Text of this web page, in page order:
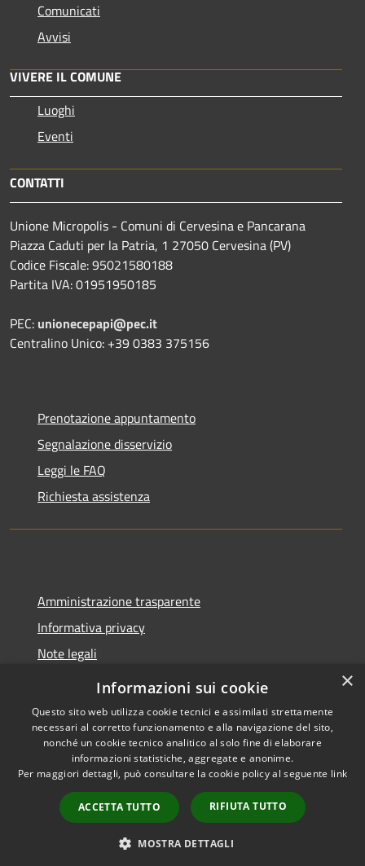
Comunicati
Avvisi
VIVERE IL COMUNE
Luoghi
Eventi
CONTATTI
Unione Micropolis - Comuni di Cervesina e Pancarana
Piazza Caduti per la Patria, 1 27050 Cervesina (PV)
Codice Fiscale: 95021580188
Partita IVA: 01951950185
PEC: unionecepapi@pec.it
Centralino Unico: +39 0383 375156
Prenotazione appuntamento
Segnalazione disservizio
Leggi le FAQ
Richiesta assistenza
Amministrazione trasparente
Informativa privacy
Note legali
Dichiarazione di accessibilità
Accessibilità
Copyright © 2026 • Unione
Micropolis - Comuni di
Cervesina e Pancarana •
Powered byMunicipium
Accesso redazione
×
Informazioni sui cookie
Questo sito web utilizza cookie tecnici e assimilati strettamente
necessari al corretto funzionamento e alla navigazione del sito,
nonché un cookie tecnico analitico al solo fine di elaborare
informazioni statistiche, aggregate e anonime.
Per maggiori dettagli, può consultare la cookie policy al seguente link
ACCETTA TUTTO RIFIUTA TUTTO
MOSTRA DETTAGLI